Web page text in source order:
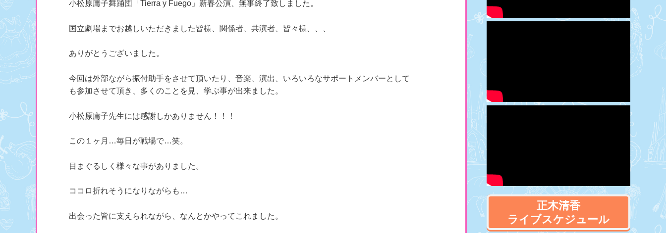
小松原庸子舞踊団「Tierra y Fuego」新春公演、無事終了致しました。
国立劇場までお越しいただきました皆様、関係者、共演者、皆々様、、、
ありがとうございました。
今回は外部ながら振付助手をさせて頂いたり、音楽、演出、いろいろなサポートメンバーとして
も参加させて頂き、多くのことを見、学ぶ事が出来ました。
小松原庸子先生には感謝しかありません！！！
この１ヶ月…毎日が戦場で…笑。
目まぐるしく様々な事がありました。
ココロ折れそうになりながらも…
出会った皆に支えられながら、なんとかやってこれました。
正木清香
ライブスケジュール